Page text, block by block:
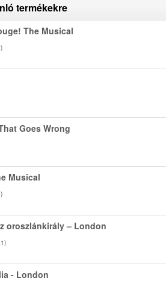
termékekre
The Musical
Goes Wrong
Musical
oroszlánkirály – London
- London